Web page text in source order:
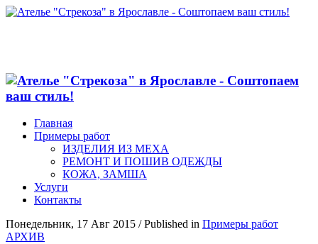
Главная
Примеры работ
ИЗДЕЛИЯ ИЗ МЕХА
РЕМОНТ И ПОШИВ ОДЕЖДЫ
КОЖА, ЗАМША
Услуги
Контакты
Понедельник, 17 Авг 2015 /Published in Примеры работ
АРХИВ